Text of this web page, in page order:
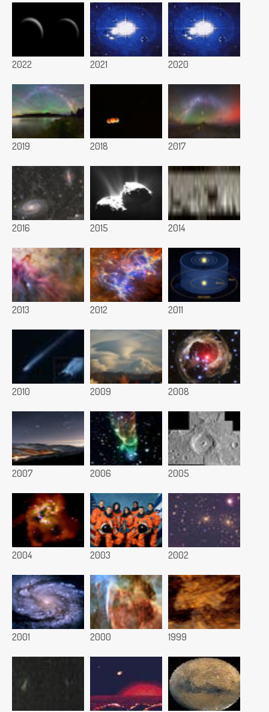
2022 2021 2020
2019 2018 2017
2016 2015 2014
2013 2012 2011
2010 2009 2008
2007 2006 2005
2004 2003 2002
2001 2000 1999